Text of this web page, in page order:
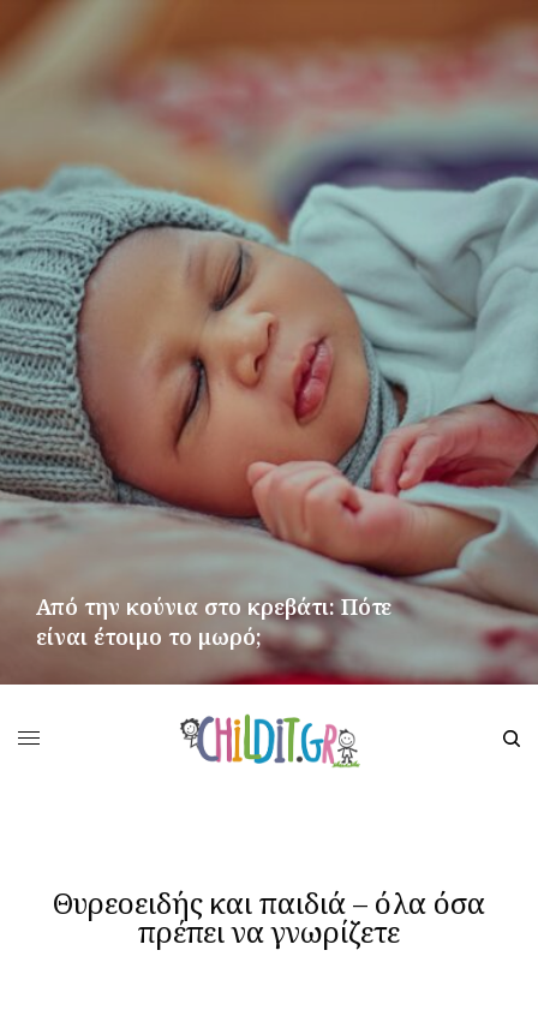
Από την κούνια στο κρεβάτι: Πότε
είναι έτοιμο το μωρό;
Θυρεοειδής και παιδιά – όλα όσα
πρέπει να γνωρίζετε